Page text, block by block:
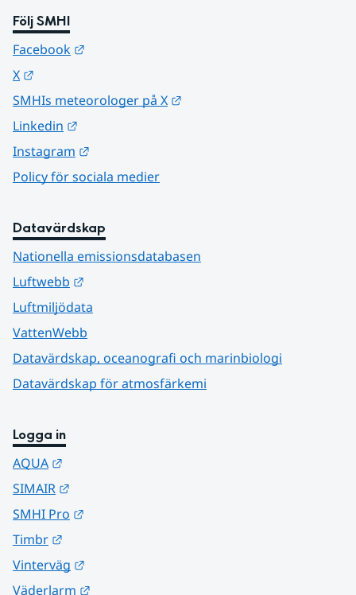
Följ SMHI
Facebook
X
SMHIs meteorologer på X
Linkedin
Instagram
Policy för sociala medier
Datavärdskap
Nationella emissionsdatabasen
Luftwebb
Luftmiljödata
VattenWebb
Datavärdskap, oceanografi och marinbiologi
Datavärdskap för atmosfärkemi
Logga in
AQUA
SIMAIR
SMHI Pro
Timbr
Vinterväg
Väderlarm